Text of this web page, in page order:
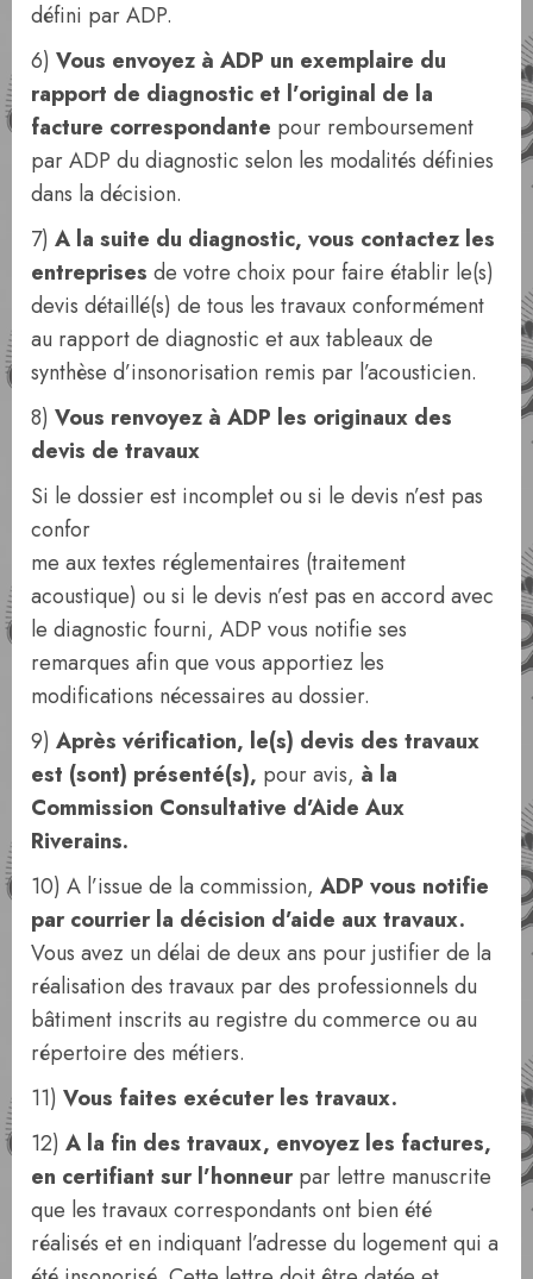
défini par ADP.
6) Vous envoyez à ADP un exemplaire du
rapport de diagnostic et l’original de la
facture correspondante pour remboursement
par ADP du diagnostic selon les modalités définies
dans la décision.
7) A la suite du diagnostic, vous contactez les
entreprises de votre choix pour faire établir le(s)
devis détaillé(s) de tous les travaux conformément
au rapport de diagnostic et aux tableaux de
synthèse d’insonorisation remis par l’acousticien.
8) Vous renvoyez à ADP les originaux des
devis de travaux
Si le dossier est incomplet ou si le devis n’est pas
confor
me aux textes réglementaires (traitement
acoustique) ou si le devis n’est pas en accord avec
le diagnostic fourni, ADP vous notifie ses
remarques afin que vous apportiez les
modifications nécessaires au dossier.
9) Après vérification, le(s) devis des travaux
est (sont) présenté(s), pour avis, à la
Commission Consultative d’Aide Aux
Riverains.
10) A l’issue de la commission, ADP vous notifie
par courrier la décision d’aide aux travaux.
Vous avez un délai de deux ans pour justifier de la
réalisation des travaux par des professionnels du
bâtiment inscrits au registre du commerce ou au
répertoire des métiers.
11) Vous faites exécuter les travaux.
12) A la fin des travaux, envoyez les factures,
en certifiant sur l’honneurpar lettre manuscrite
que les travaux correspondants ont bien été
réalisés et en indiquant l’adresse du logement qui a